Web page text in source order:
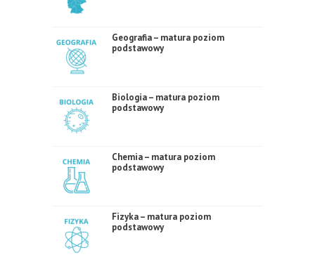
Geografia – matura poziom
podstawowy
Biologia – matura poziom
podstawowy
Chemia – matura poziom
podstawowy
Fizyka – matura poziom
podstawowy